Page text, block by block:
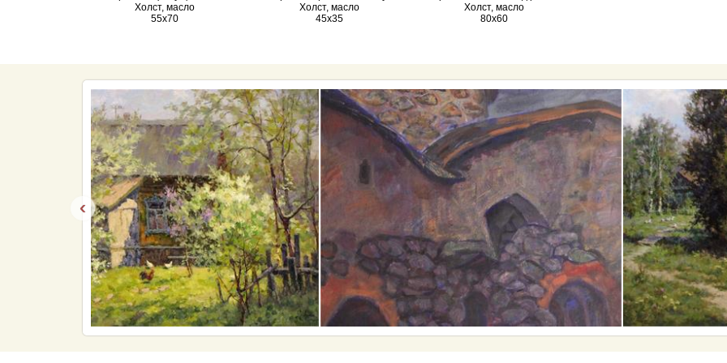
Холст, масло
55х70
Холст, масло
45х35
Холст, масло
80х60
‹